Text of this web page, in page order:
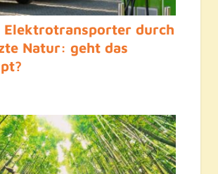
Elektrotransporter durch
Natur: geht das